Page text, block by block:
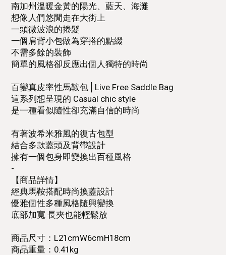
南加州溫暖金黃的陽光、藍天、海灘
想像人們悠閒走在大街上
一頭微波浪的捲髮
一個肩背小包做為穿搭的點綴
不需多餘的裝飾
簡單的風格卻反應出個人獨特的時尚
百變真皮率性馬鞍包⎪Live Free Saddle Bag
這系列想呈現的 Casual chic style
是一種看似隨性卻充滿自信的時尚
有著波希米雅風的復古包型
結合多款蓋頭及背帶設計
擁有一個包身即變換出百種風格
-
【商品詳情】
經典馬鞍搭配時尚換蓋設計
優雅個性多種風格隨興變換
底部加寬 長夾也能輕鬆放
商品尺寸：L21cmW6cmH18cm
商品重量：0.41kg